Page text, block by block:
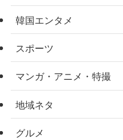
韓国エンタメ
スポーツ
マンガ・アニメ・特撮
地域ネタ
グルメ